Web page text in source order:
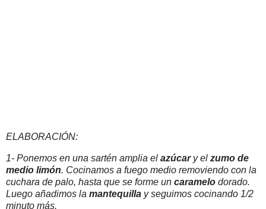
ELABORACIÓN:
1- Ponemos en una sartén amplia el azúcar y el zumo de
medio limón. Cocinamos a fuego medio removiendo con la
cuchara de palo, hasta que se forme un caramelo dorado.
Luego añadimos la mantequilla y seguimos cocinando 1/2
minuto más.